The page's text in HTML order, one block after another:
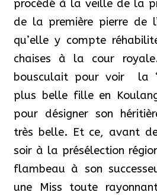
procédé à la veille de la
de la première pierre de
qu’elle y compte
chaises à la cour
bousculait pour voir
la
plus belle fille en
pour désigner son
très belle. Et ce, avant
soir à la présélection
flambeau à son
une Miss toute